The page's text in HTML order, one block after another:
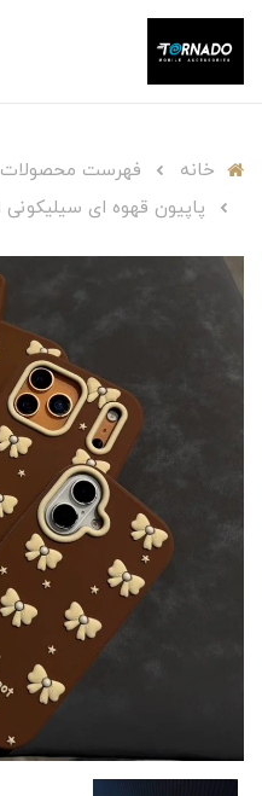
خانه
فهرست محصولات
پاپیون قهوه ای سیلیکونی c4451